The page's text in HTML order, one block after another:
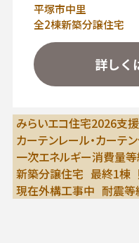
平塚市中里
全2棟新築分譲住宅
詳しく
みらいエコ住宅2026支
カーテンレール・カーテ
一次エネルギー消費量
新築分譲住宅 最終1棟
現在外構工事中 耐震等